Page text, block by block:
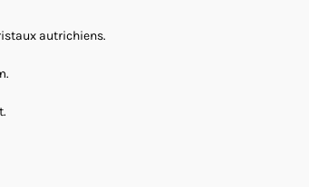
autrichiens.